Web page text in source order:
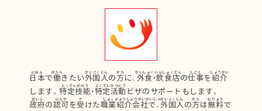
日本で働きたい外国人の方に、 外食 ・飲食店の仕事を紹介
します。特定技能・特定活動 ビザのサポートもします。
政府の認可を受けた職業紹介会社で、 外国人の方は無料で